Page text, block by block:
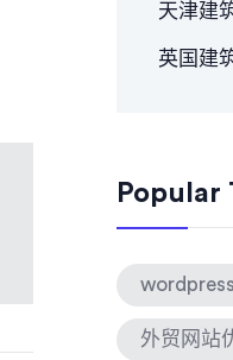
天津建
英国建
Popular
外贸网站